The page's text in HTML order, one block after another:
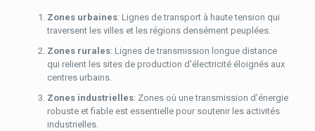
Zones urbaines: Lignes de transport à haute tension qui
traversent les villes et les régions densément peuplées.
Zones rurales: Lignes de transmission longue distance
qui relient les sites de production d'électricité éloignés aux
centres urbains.
Zones industrielles: Zones où une transmission d’énergie
robuste et fiable est essentielle pour soutenir les activités
industrielles.